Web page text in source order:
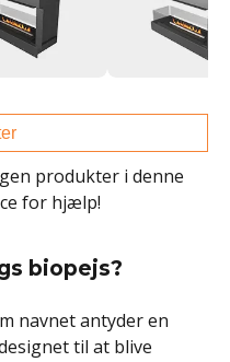
produkter i denne
for hjælp!
biopejs?
navnet antyder en
til at blive